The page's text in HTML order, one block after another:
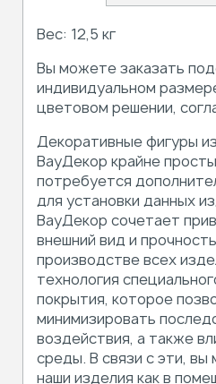
Вес: 12,5 кг
Вы можете заказать
индивидуальном
цветовом решении,
Декоративные фигуры
ВауДекор крайне
потребуется
для установки данных
ВауДекор сочетает
внешний вид и
производстве всех
технология
покрытия, которое
минимизировать
воздействия, а также
среды. В связи с эти,
наши изделия как в